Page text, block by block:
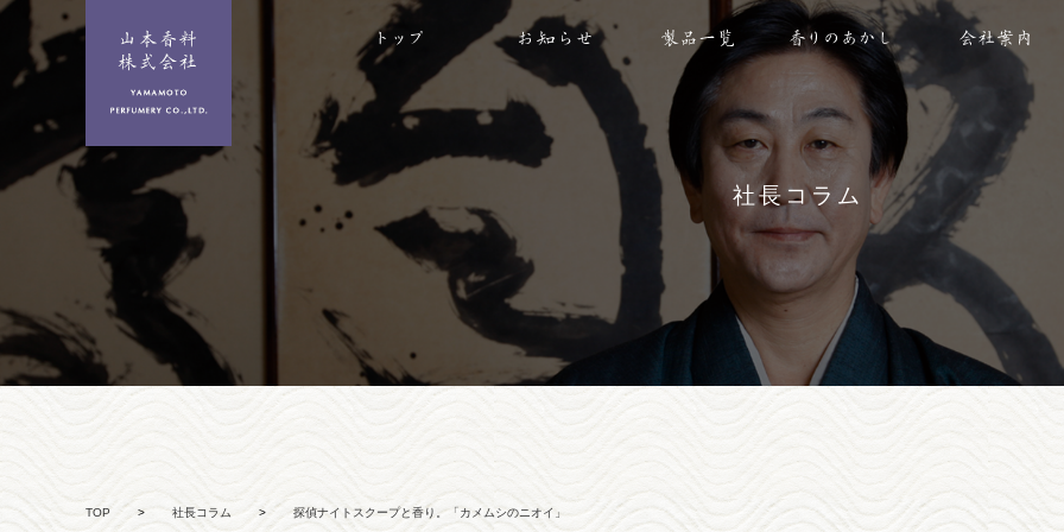
社長コラム
TOP > 社長コラム > 探偵ナイトスクープと香り。「カメムシのニオイ」